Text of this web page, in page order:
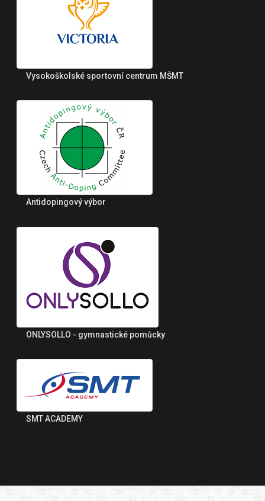
Vysokoškolské sportovní centrum MŠMT
Antidopingový výbor
ONLYSOLLO - gymnastické pomůcky
SMT ACADEMY